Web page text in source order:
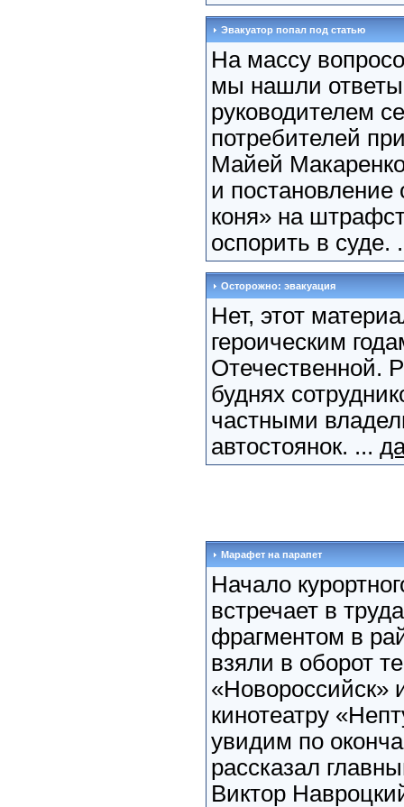
Эвакуатор попал под статью
На массу
мы нашли
руководителем
потребителей
Майей
и постановление
коня» на
оспорить в суде.
Осторожно: эвакуация
Нет, этот
героическим
Отечественной.
буднях
частными
автостоянок. ...
Марафет на парапет
Начало
встречает в
фрагментом в
взяли в оборот
«Новороссийск»
кинотеатру
увидим по
рассказал
Виктор